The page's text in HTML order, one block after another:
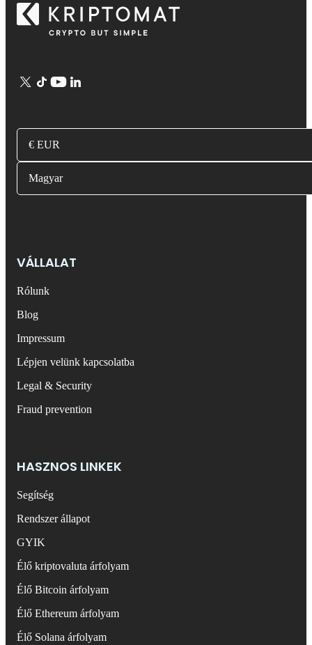
€ EUR
Magyar
VÁLLALAT
Rólunk
Blog
Impressum
Lépjen velünk kapcsolatba
Legal & Security
Fraud prevention
HASZNOS LINKEK
Segítség
Rendszer állapot
GYIK
Élő kriptovaluta árfolyam
Élő Bitcoin árfolyam
Élő Ethereum árfolyam
Élő Solana árfolyam